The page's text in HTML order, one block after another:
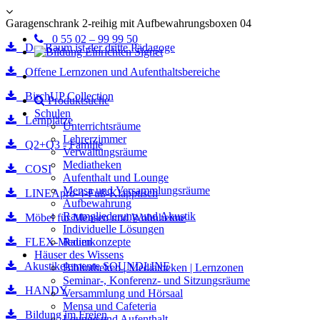
Garagenschrank 2-reihig mit Aufbewahrungsboxen 04
Der Raum ist der dritte Pädagoge
Offene Lernzonen und Aufenthaltsbereiche
BirchUP Collection
Lernplätze
Q2+Q3 - Familie
COSI
LINEApro-4-Fuß-Klapptisch
Möbel für Mensen und Wohnheime
FLEX-Medien
Akustikelemente SOUNDLINE
HANDY
Bildung im Freien
0 55 02 – 99 99 50
Produktsuche
Schulen
Unterrichtsräume
Lehrerzimmer
Verwaltungsräume
Mediatheken
Aufenthalt und Lounge
Mensa und Versammlungsräume
Aufbewahrung
Raumgliederung und Akustik
Individuelle Lösungen
Raumkonzepte
Häuser des Wissens
Bibliotheken | Mediatheken | Lernzonen
Seminar-, Konferenz- und Sitzungsräume
Versammlung und Hörsaal
Mensa und Cafeteria